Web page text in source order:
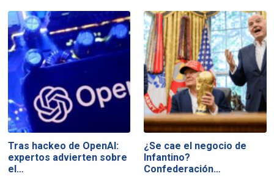
Tras hackeo de OpenAI:
expertos advierten sobre
el…
¿Se cae el negocio de
Infantino?
Confederación…